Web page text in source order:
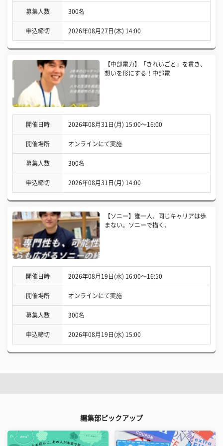
募集人数 300名
申込締切 2026年08月27日(木) 14:00
【中部電力】「きれいごと」を貫き、
想いを形にする！中部電
開催日時 2026年08月31日(月) 15:00〜16:00
開催場所 オンラインにて実施
募集人数 300名
申込締切 2026年08月31日(月) 14:00
【ソニー】誰一人、同じキャリアは歩
まない。ソニーで描く、
開催日時 2026年08月19日(水) 16:00〜16:50
開催場所 オンラインにて実施
募集人数 300名
申込締切 2026年08月19日(水) 15:00
編集部ピックアップ